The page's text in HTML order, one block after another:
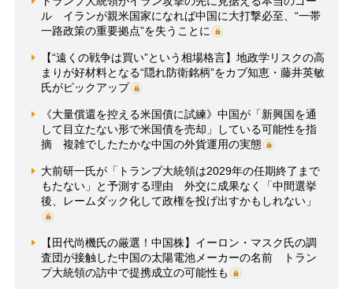
ル イランが親米国家になれば中国に大打撃必至、“一帯
一路政策の重要拠点”を失うことに
【“遠くの戦争は買い”という相場格言】地政学リスクの高
まりが好材料となる“隠れ防衛銘柄”をカブ知恵・藤井英敏
氏がピックアップ
《大量償還を控える米国債に試練》中国が「新興国を通
して目立たない形で米国債を売却」している可能性を指
摘 複雑でしたたかな中国の外貨運用の実態
大前研一氏が「トランプ大統領は2029年の任期終了まで
もたない」と予測する理由 外交に成果なく「中間選挙
後、レームダック化して政権を投げ出すかもしれない」
【田代尚機氏の厳選！中国株】イーロン・マスク氏の調
査団が接触した中国の太陽電池メーカーの名前 トラン
プ大統領の訪中で提携成立の可能性も